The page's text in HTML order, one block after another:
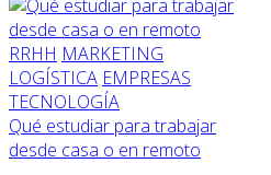
RRHH MARKETING
LOGÍSTICA EMPRESAS
TECNOLOGÍA
Qué estudiar para trabajar
desde casa o en remoto